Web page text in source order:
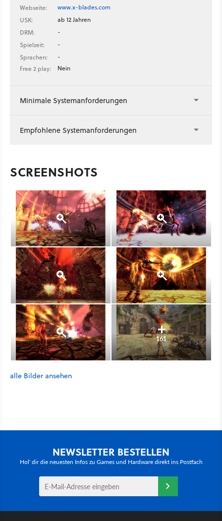
Webseite:
www.x-blades.com
USK:
ab 12 Jahren
DRM:
-
Spielzeit:
-
Sprachen:
-
Free 2 play:
Nein
Minimale Systemanforderungen
Empfohlene Systemanforderungen
SCREENSHOTS
161
alle Bilder ansehen
NEWSLETTER BESTELLEN
Hol' dir die neuesten Infos zu Games und Hardware direkt ins Postfach